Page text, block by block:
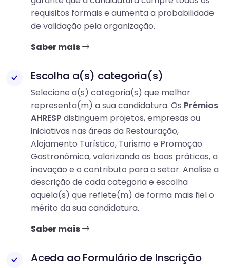
requisitos formais e aumenta a probabilidade
de validação pela organização.
Saber mais
Escolha a(s) categoria(s)
Selecione a(s) categoria(s) que melhor
representa(m) a sua candidatura. Os Prémios
AHRESP distinguem projetos, empresas ou
iniciativas nas áreas da Restauração,
Alojamento Turístico, Turismo e Promoção
Gastronómica, valorizando as boas práticas, a
inovação e o contributo para o setor. Analise a
descrição de cada categoria e escolha
aquela(s) que reflete(m) de forma mais fiel o
mérito da sua candidatura.
Saber mais
Aceda ao Formulário de Inscrição